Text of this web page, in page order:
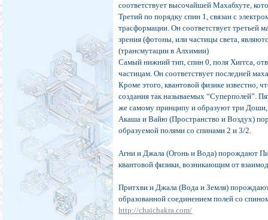
соответствует высочайшей Махабхуте,
Третий по порядку спин 1, связан с
трасформации. Он соответствует третьей
зрения (фотоны, или частицы света,
(трансмутации в Алхимии)
Самый нижний тип, спин 0, поля Хиггса,
частицам. Он соответствует последней
Кроме этого, квантовой физике известно,
создания так называемых “Суперполей”.
же самому принципу и образуют три
Акаша и Вайю (Пространство и Воздух)
образуемой полями со спинами 2 и 3/2.
Агни и Джала (Огонь и Вода) порождают
квантовой физики, возникающим от
Притхви и Джала (Вода и Земля)
образованной соединением полей со
http://chaichakra.com/